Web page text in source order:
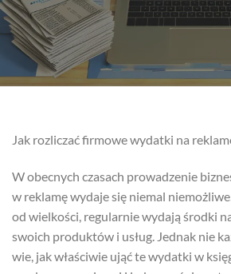
Jak rozliczać firmowe wydatki na
W obecnych czasach prowadzenie
w reklamę wydaje się niemal niemożliwe.
od wielkości, regularnie wydają środki
swoich produktów i usług. Jednak nie
wie, jak właściwie ująć te wydatki w